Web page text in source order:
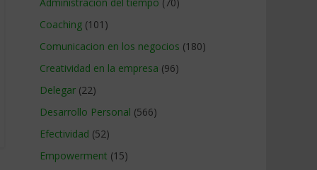
Coaching (101)
Comunicacion en los negocios (180)
Creatividad en la empresa (96)
Delegar (22)
Desarrollo Personal (566)
Efectividad (52)
Empowerment (15)